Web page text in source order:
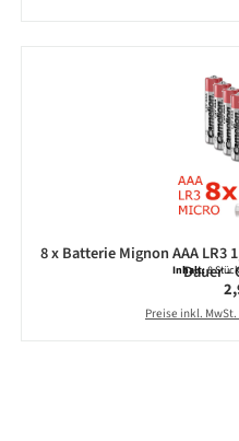
8 x Batterie Mignon AAA LR3
Dauer -
Inhalt:8
Preise inkl.